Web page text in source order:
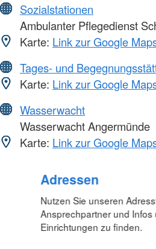
Sozialstationen
Ambulanter Pflegedienst
Karte: Link zur Google
Tages- und
Karte: Link zur Google
Wasserwacht
Wasserwacht Angermünde
Karte: Link zur Google
Adressen
Nutzen Sie unseren
Ansprechpartner und Infos
Einrichtungen zu finden.